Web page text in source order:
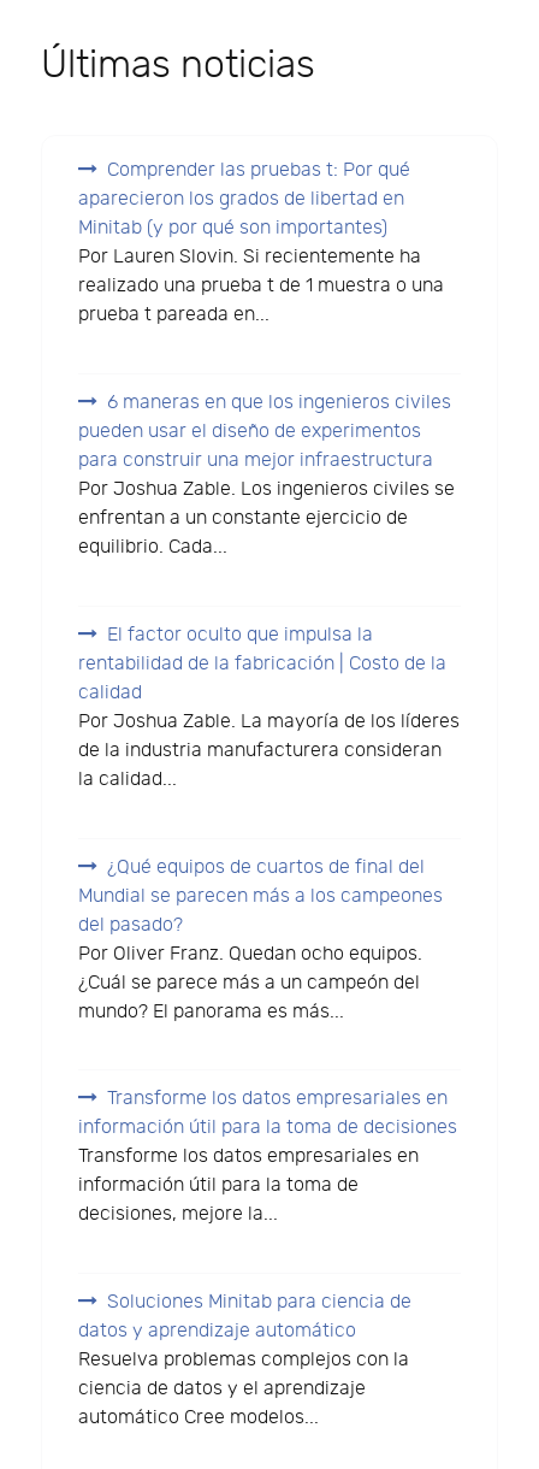
Últimas noticias
Comprender las pruebas t: Por qué
aparecieron los grados de libertad en
Minitab (y por qué son importantes)
Por Lauren Slovin. Si recientemente ha
realizado una prueba t de 1 muestra o una
prueba t pareada en...
6 maneras en que los ingenieros civiles
pueden usar el diseño de experimentos
para construir una mejor infraestructura
Por Joshua Zable. Los ingenieros civiles se
enfrentan a un constante ejercicio de
equilibrio. Cada...
El factor oculto que impulsa la
rentabilidad de la fabricación | Costo de la
calidad
Por Joshua Zable. La mayoría de los líderes
de la industria manufacturera consideran
la calidad...
¿Qué equipos de cuartos de final del
Mundial se parecen más a los campeones
del pasado?
Por Oliver Franz. Quedan ocho equipos.
¿Cuál se parece más a un campeón del
mundo? El panorama es más...
Transforme los datos empresariales en
información útil para la toma de decisiones
Transforme los datos empresariales en
información útil para la toma de
decisiones, mejore la...
Soluciones Minitab para ciencia de
datos y aprendizaje automático
Resuelva problemas complejos con la
ciencia de datos y el aprendizaje
automático Cree modelos...